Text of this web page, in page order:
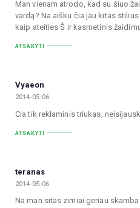
Man vienam atrodo, kad su šiuo
vardą? Na aišku čia jau kitas
kaip ateities Š ir kasmetinis
ATSAKYTI
Vyaeon
2014-05-06
Cia tik reklaminis triukas,
ATSAKYTI
teranas
2014-05-06
Na man sitas zimiai geriau